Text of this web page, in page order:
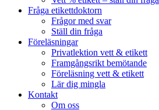
Fråga etikettdoktorn
Frågor med svar
Ställ din fråga
Föreläsningar
Privatlektion vett & etikett
Framgångsrikt bemötande
Föreläsning vett & etikett
Lär dig mingla
Kontakt
Om oss